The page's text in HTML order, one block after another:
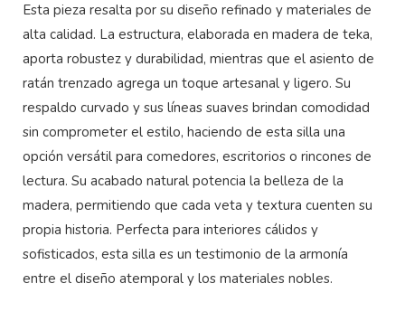
Esta pieza resalta por su diseño refinado y materiales de
alta calidad. La estructura, elaborada en madera de teka,
aporta robustez y durabilidad, mientras que el asiento de
ratán trenzado agrega un toque artesanal y ligero. Su
respaldo curvado y sus líneas suaves brindan comodidad
sin comprometer el estilo, haciendo de esta silla una
opción versátil para comedores, escritorios o rincones de
lectura. Su acabado natural potencia la belleza de la
madera, permitiendo que cada veta y textura cuenten su
propia historia. Perfecta para interiores cálidos y
sofisticados, esta silla es un testimonio de la armonía
entre el diseño atemporal y los materiales nobles.